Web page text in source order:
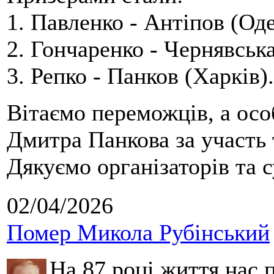
1. Павленко - Антіпов
2. Гончаренко -
3. Репко - Панков (Харків).
Вітаємо переможців, а
Дмитра Панкова за
Дякуємо організаторів та
02/04/2026
Помер Микола Рубінський